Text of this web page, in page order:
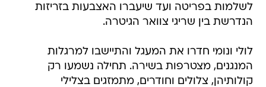
לשלמות בפריטה ועד שיעברו האצבעות בזריזות
הנדרשת בין שריגי צוואר הגיטרה.
לולי ונומי חדרו את המעגל והתיישבו למרגלות
המנגנים, מצטרפות בשירה. תחילה נשמעו רק
קולותיהן, צלולים וחודרים, מתמזגים בצלילי